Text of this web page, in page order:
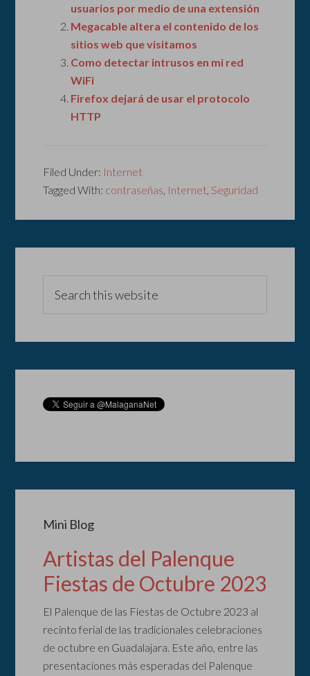
usuarios por medio de una extensión
Megacable altera el contenido de los
sitios web que visitamos
Como detectar intrusos en mi red
WiFi
Firefox dejará de usar el protocolo
HTTP
Filed Under: Internet
Tagged With: contraseñas, Internet, Seguridad
Mini Blog
Artistas del Palenque
Fiestas de Octubre 2023
El Palenque de las Fiestas de Octubre 2023 al
recinto ferial de las tradicionales celebraciones
de octubre en Guadalajara. Este año, entre las
presentaciones más esperadas del Palenque